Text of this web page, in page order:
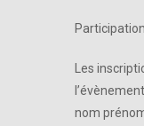
Les
nom